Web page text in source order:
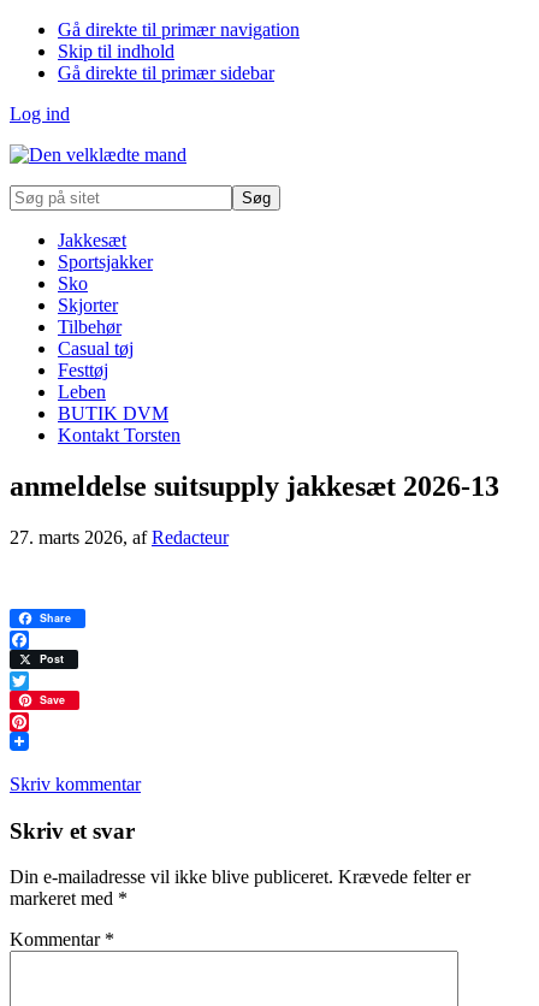
Gå direkte til primær navigation
Skip til indhold
Gå direkte til primær sidebar
Log ind
Søg
på
Jakkesæt
Sportsjakker
Sko
Skjorter
Tilbehør
Casual tøj
Festtøj
Leben
BUTIK DVM
Kontakt Torsten
anmeldelse suitsupply jakkesæt 2026-13
27. marts 2026, afRedacteur
Share
Facebook
Post
Twitter
Save
Pinterest
Skriv kommentar
Læserinteraktioner
Skriv et svar
Din e-mailadresse vil ikke blive publiceret. Krævede felter er
markeret med *
Kommentar *